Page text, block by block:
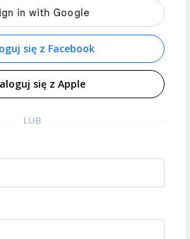
się z Facebook
się z Apple
LUB